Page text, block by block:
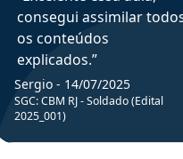
consegui assimilar
os conteúdos
explicados.”
Sergio - 14/07/2025
SGC: CBM RJ - Soldado (Edital
2025_001)